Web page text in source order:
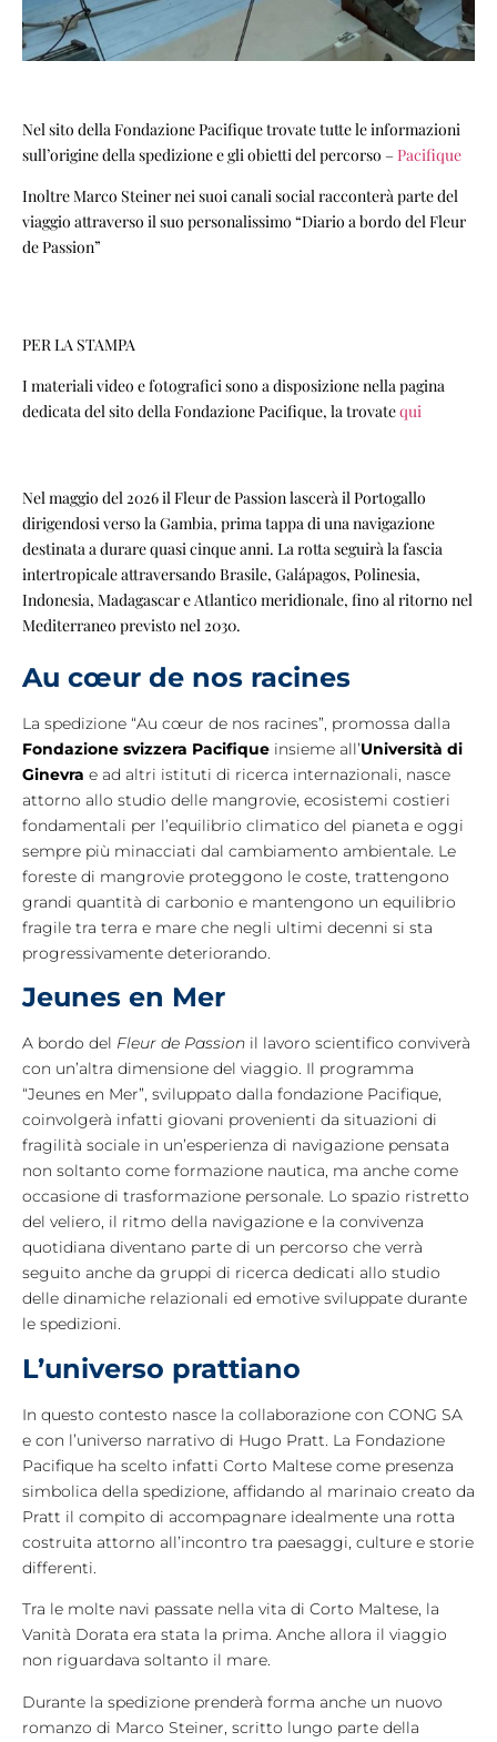
Nel sito della Fondazione Pacifique trovate tutte le informazioni
sull’origine della spedizione e gli obietti del percorso – Pacifique
Inoltre Marco Steiner nei suoi canali social racconterà parte del
viaggio attraverso il suo personalissimo “Diario a bordo del Fleur
de Passion”
PER LA STAMPA
I materiali video e fotografici sono a disposizione nella pagina
dedicata del sito della Fondazione Pacifique, la trovatequi
Nel maggio del 2026 il Fleur de Passion lascerà il Portogallo
dirigendosi verso la Gambia, prima tappa di una navigazione
destinata a durare quasi cinque anni. La rotta seguirà la fascia
intertropicale attraversando Brasile, Galápagos, Polinesia,
Indonesia, Madagascar e Atlantico meridionale, fino al ritorno nel
Mediterraneo previsto nel 2030.
Au cœur de nos racines
La spedizione “Au cœur de nos racines”, promossa dalla
Fondazione svizzera Pacifique insieme all’Università di
Ginevra e ad altri istituti di ricerca internazionali, nasce
attorno allo studio delle mangrovie, ecosistemi costieri
fondamentali per l’equilibrio climatico del pianeta e oggi
sempre più minacciati dal cambiamento ambientale. Le
foreste di mangrovie proteggono le coste, trattengono
grandi quantità di carbonio e mantengono un equilibrio
fragile tra terra e mare che negli ultimi decenni si sta
progressivamente deteriorando.
Jeunes en Mer
A bordo del Fleur de Passion il lavoro scientifico conviverà
con un’altra dimensione del viaggio. Il programma
“Jeunes en Mer”, sviluppato dalla fondazione Pacifique,
coinvolgerà infatti giovani provenienti da situazioni di
fragilità sociale in un’esperienza di navigazione pensata
non soltanto come formazione nautica, ma anche come
occasione di trasformazione personale. Lo spazio ristretto
del veliero, il ritmo della navigazione e la convivenza
quotidiana diventano parte di un percorso che verrà
seguito anche da gruppi di ricerca dedicati allo studio
delle dinamiche relazionali ed emotive sviluppate durante
le spedizioni.
L’universo prattiano
In questo contesto nasce la collaborazione con CONG SA
e con l’universo narrativo di Hugo Pratt. La Fondazione
Pacifique ha scelto infatti Corto Maltese come presenza
simbolica della spedizione, affidando al marinaio creato da
Pratt il compito di accompagnare idealmente una rotta
costruita attorno all’incontro tra paesaggi, culture e storie
differenti.
Tra le molte navi passate nella vita di Corto Maltese, la
Vanità Dorata era stata la prima. Anche allora il viaggio
non riguardava soltanto il mare.
Durante la spedizione prenderà forma anche un nuovo
romanzo di Marco Steiner, scritto lungo parte della